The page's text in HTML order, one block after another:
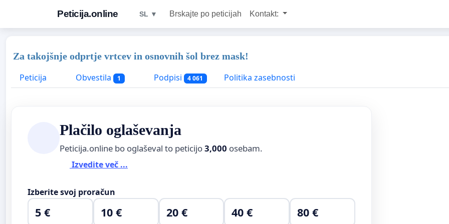
Peticija.online SL ▼ Brskajte po peticijah Kontakt:
Za takojšnje odprtje vrtcev in osnovnih šol brez mask!
Peticija
Obvestila 1 Podpisi 4 061 Politika zasebnosti
Plačilo oglaševanja
Peticija.online bo oglaševal to peticijo3,000 osebam.
Izvedite več ...
Izberite svoj proračun
5 € 10 € 20 € 40 € 80 €